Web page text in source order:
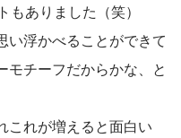
ありました（笑）
い浮かべることができて
モチーフだからかな、と
これが増えると面白い